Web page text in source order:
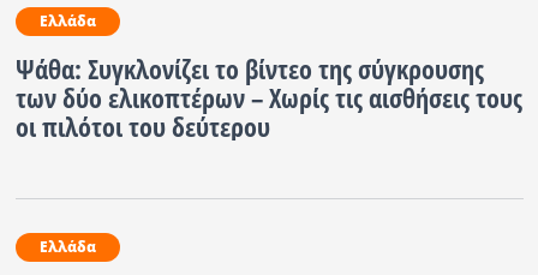
Ελλάδα
Ψάθα: Συγκλονίζει το βίντεο της σύγκρουσης
των δύο ελικοπτέρων – Χωρίς τις αισθήσεις τους
οι πιλότοι του δεύτερου
Ελλάδα